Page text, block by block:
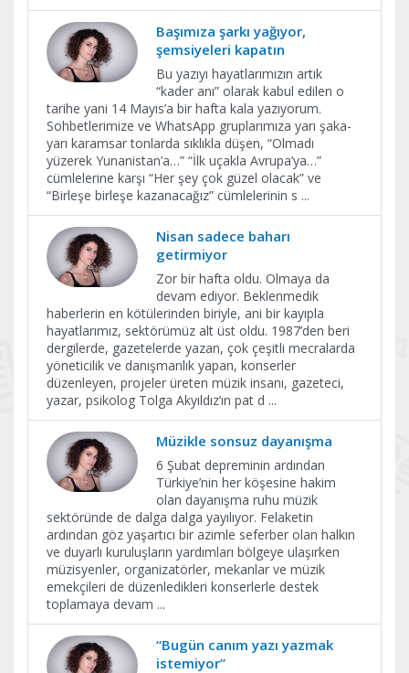
Başımıza şarkı yağıyor,
şemsiyeleri kapatın
Bu yazıyı hayatlarımızın artık
“kader anı” olarak kabul edilen o
tarihe yani 14 Mayıs’a bir hafta kala yazıyorum.
Sohbetlerimize ve WhatsApp gruplarımıza yarı şaka-
yarı karamsar tonlarda sıklıkla düşen, “Olmadı
yüzerek Yunanistan’a…” “İlk uçakla Avrupa’ya…”
cümlelerine karşı “Her şey çok güzel olacak” ve
“Birleşe birleşe kazanacağız” cümlelerinin s ...
Nisan sadece baharı
getirmiyor
Zor bir hafta oldu. Olmaya da
devam ediyor. Beklenmedik
haberlerin en kötülerinden biriyle, ani bir kayıpla
hayatlarımız, sektörümüz alt üst oldu. 1987’den beri
dergilerde, gazetelerde yazan, çok çeşitli mecralarda
yöneticilik ve danışmanlık yapan, konserler
düzenleyen, projeler üreten müzik insanı, gazeteci,
yazar, psikolog Tolga Akyıldız’ın pat d ...
Müzikle sonsuz dayanışma
6 Şubat depreminin ardından
Türkiye’nin her köşesine hakim
olan dayanışma ruhu müzik
sektöründe de dalga dalga yayılıyor. Felaketin
ardından göz yaşartıcı bir azimle seferber olan halkın
ve duyarlı kuruluşların yardımları bölgeye ulaşırken
müzisyenler, organizatörler, mekanlar ve müzik
emekçileri de düzenledikleri konserlerle destek
toplamaya devam ...
“Bugün canım yazı yazmak
istemiyor”